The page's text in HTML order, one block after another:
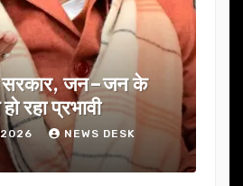
की 132वीं बोर्ड बैठक
को मंजूरी
2026 NEWS DESK